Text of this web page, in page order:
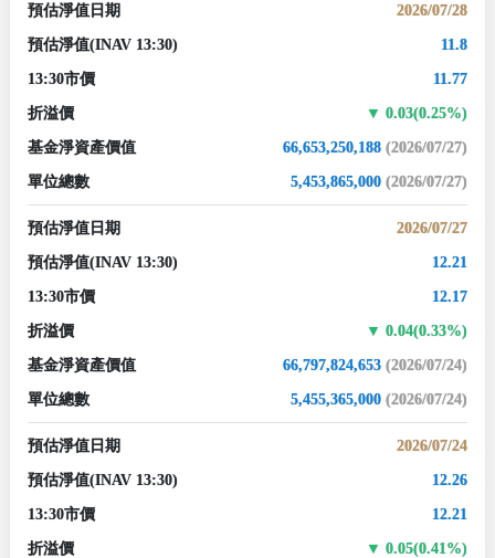
預估淨值日期 2026/07/28
預估淨值(INAV 13:30) 11.8
13:30市價 11.77
折溢價 0.03(0.25%)
基金淨資產價值 66,653,250,188 (2026/07/27)
單位總數 5,453,865,000 (2026/07/27)
預估淨值日期 2026/07/27
預估淨值(INAV 13:30) 12.21
13:30市價 12.17
折溢價 0.04(0.33%)
基金淨資產價值 66,797,824,653 (2026/07/24)
單位總數 5,455,365,000 (2026/07/24)
預估淨值日期 2026/07/24
預估淨值(INAV 13:30) 12.26
13:30市價 12.21
折溢價 0.05(0.41%)